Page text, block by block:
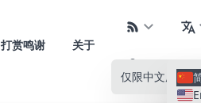
打赏鸣谢 关于
仅限中文所有